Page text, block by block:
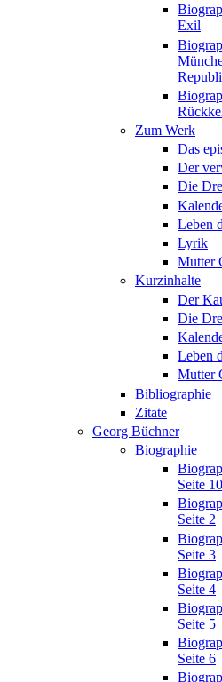
Exil
Zum Werk
Das
Der
Die
Leben
Lyrik
Mutter
Kurzinhalte
Der
Die
Leben
Mutter
Bibliographie
Zitate
Georg Büchner
Biographie
Seite 10
Seite 2
Seite 3
Seite 4
Seite 5
Seite 6